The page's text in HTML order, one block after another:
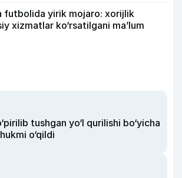
futbolida yirik mojaro: xorijlik
xizmatlar ko‘rsatilgani ma’lum
tushgan yo‘l qurilishi bo‘yicha
o‘qildi